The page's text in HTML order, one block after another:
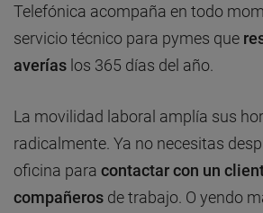
Telefónica acompaña en todo
servicio técnico para pymes que
averías los 365 días del año.
La movilidad laboral amplía sus
radicalmente. Ya no necesitas
oficina para contactar con un
compañeros de trabajo. O yendo